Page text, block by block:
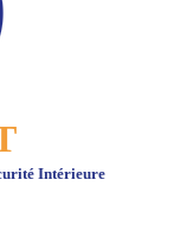
Intérieure